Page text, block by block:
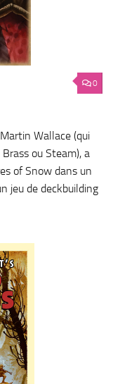
0
Wallace (qui
ou Steam), a
of Snow dans un
jeu de deckbuilding